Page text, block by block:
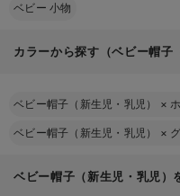
ベビー 小物
カラーから探す（ベビー帽子
ベビー帽子（新生児・乳児） ×
ベビー帽子（新生児・乳児） ×
ベビー帽子（新生児・乳児）